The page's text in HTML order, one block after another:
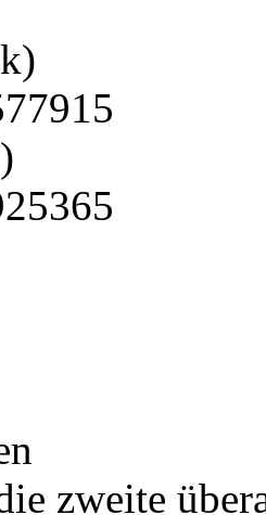
zweite